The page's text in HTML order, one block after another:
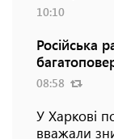
10:10
Російська
08:58
У Харкові
вважали